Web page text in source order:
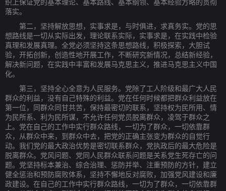
落实。
第二，坚持解放思想，实事求是，与时俱进，求真务实。党的思
想路线是一切从实际出发，理论联系实际，实事求是，在实践中检验
真理和发展真理。全党必须坚持这条思想路线，积极探索，大胆试
验，开拓创新，创造性地开展工作，不断研究新情况，总结新经验，
解决新问题，在实践中丰富和发展马克思主义，推进马克思主义中国
化。
第三，坚持全心全意为人民服务。党除了工人阶级和最广大人民
群众的利益，没有自己特殊的利益。党在任何时候都把群众利益放在
第一位，同群众同甘共苦，保持最密切的联系，坚持权为民所用、情
为民所系、利为民所谋，不允许任何党员脱离群众，凌驾于群众之
上。党在自己的工作中实行群众路线，一切为了群众，一切依靠群
众，从群众中来，到群众中去，把党的正确主张变为群众的自觉行
动。我们党的最大政治优势是密切联系群众，党执政后的最大危险是
脱离群众。党风问题、党同人民群众联系问题是关系党生死存亡的问
题。党坚持标本兼治、综合治理、惩防并举、注重预防的方针，建立
健全惩治和预防腐败体系，坚持不懈地反对腐败，加强党风建设和廉
政建设。在自己的工作中实行群众路线，一切为了群众，一切依靠群